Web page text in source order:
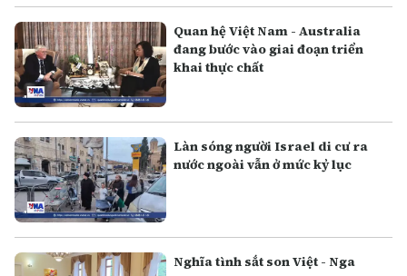
Quan hệ Việt Nam - Australia
đang bước vào giai đoạn triển
khai thực chất
Làn sóng người Israel di cư ra
nước ngoài vẫn ở mức kỷ lục
Nghĩa tình sắt son Việt - Nga